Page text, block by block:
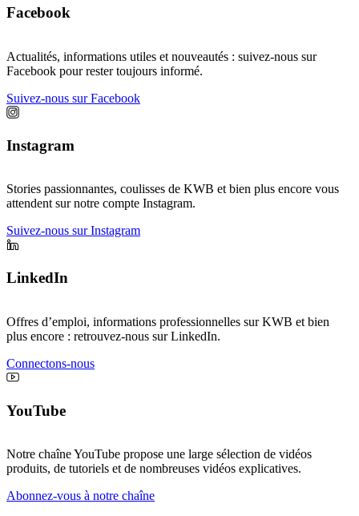
Facebook
Actualités, informations utiles et nouveautés : suivez-nous sur
Facebook pour rester toujours informé.
Suivez-nous sur Facebook
Instagram
Stories passionnantes, coulisses de KWB et bien plus encore vous
attendent sur notre compte Instagram.
Suivez-nous sur Instagram
LinkedIn
Offres d’emploi, informations professionnelles sur KWB et bien
plus encore : retrouvez-nous sur LinkedIn.
Connectons-nous
YouTube
Notre chaîne YouTube propose une large sélection de vidéos
produits, de tutoriels et de nombreuses vidéos explicatives.
Abonnez-vous à notre chaîne